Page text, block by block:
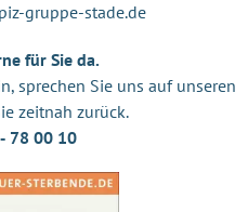
gruppe-stade.de
für Sie da.
sprechen Sie uns auf unseren
Sie zeitnah zurück.
78 00 10